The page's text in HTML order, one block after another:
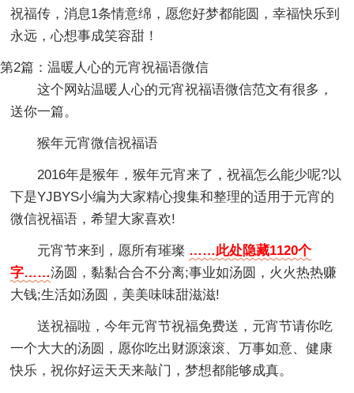
祝福传，消息1条情意绵，愿您好梦都能圆，幸福快乐到
永远，心想事成笑容甜！
第2篇：温暖人心的元宵祝福语微信
这个网站温暖人心的元宵祝福语微信范文有很多，
送你一篇。
猴年元宵微信祝福语
2016年是猴年，猴年元宵来了，祝福怎么能少呢?以
下是YJBYS小编为大家精心搜集和整理的适用于元宵的
微信祝福语，希望大家喜欢!
元宵节来到，愿所有璀璨 ……此处隐藏1120个
字……汤圆，黏黏合合不分离;事业如汤圆，火火热热赚
大钱;生活如汤圆，美美味味甜滋滋!
送祝福啦，今年元宵节祝福免费送，元宵节请你吃
一个大大的汤圆，愿你吃出财源滚滚、万事如意、健康
快乐，祝你好运天天来敲门，梦想都能够成真。